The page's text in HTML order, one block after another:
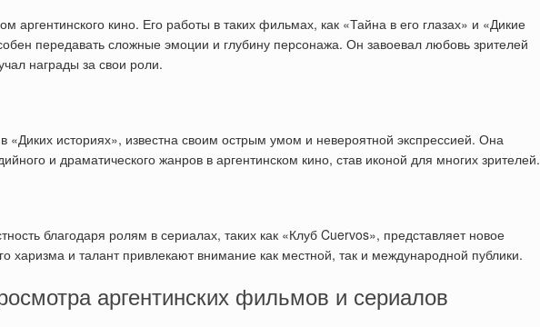
аргентинского кино. Его работы в таких фильмах, как «Тайна в его глазах» и «Дикие
передавать сложные эмоции и глубину персонажа. Он завоевал любовь зрителей
награды за свои роли.
«Диких историях», известна своим острым умом и невероятной экспрессией. Она
и драматического жанров в аргентинском кино, став иконой для многих зрителей.
благодаря ролям в сериалах, таких как «Клуб Cuervos», представляет новое
харизма и талант привлекают внимание как местной, так и международной публики.
аргентинских фильмов и сериалов